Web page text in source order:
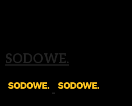
SODOWE.